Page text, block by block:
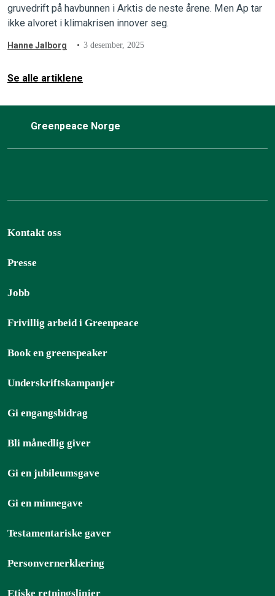
gruvedrift på havbunnen i Arktis de neste årene. Men Ap tar
ikke alvoret i klimakrisen innover seg.
Hanne Jalborg 3 desember, 2025
Se alle artiklene
Greenpeace Norge
Kontakt oss
Presse
Jobb
Frivillig arbeid i Greenpeace
Book en greenspeaker
Underskriftskampanjer
Gi engangsbidrag
Bli månedlig giver
Gi en jubileumsgave
Gi en minnegave
Testamentariske gaver
Personvernerklæring
Etiske retningslinjer